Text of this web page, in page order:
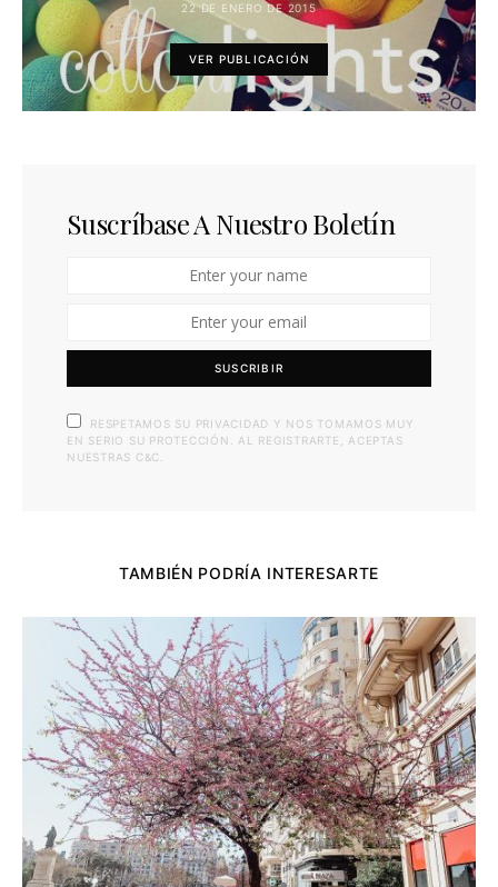
22 DE ENERO DE 2015
VER PUBLICACIÓN
Suscríbase A Nuestro Boletín
SUSCRIBIR
RESPETAMOS SU PRIVACIDAD Y NOS TOMAMOS MUY
EN SERIO SU PROTECCIÓN. AL REGISTRARTE, ACEPTAS
NUESTRAS C&C.
TAMBIÉN PODRÍA INTERESARTE